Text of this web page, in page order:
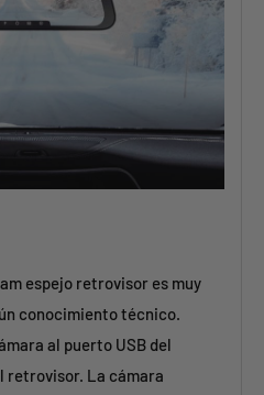
espejo retrovisor es muy
conocimiento técnico.
al puerto USB del
retrovisor. La cámara